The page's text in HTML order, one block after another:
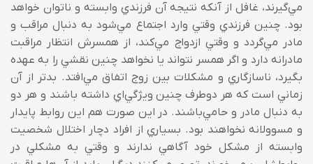
مي‌‌گيرند، غافل از آنكه نتيجه آن فرزندي وابسته و ناتوان خواهد
بود. چنين فرزندي وقتي وارد اجتماع مي‌‌شود به دنبال مراقب و
مادر مي‌‌گردد و وقتي ازدواج مي‌‌كند، از همسرش انتظار مراقبت
مادرانه دارد و اگر همسر نتواند يا نخواهد چنين نقشي را به عهده
بگيرد، ناسازگاري‌ و مشکلات بين زوج اتفاق مي‌‌افتد. بدتر از آن
زماني است كه هر دوطرف چنين ويژگي‌اي داشته باشند و هر دو
به دنبال مادر و حامي‌‌باشند. در اين صورت هم اين روابط پايدار
و مسوولانه نخواهند بود. بسياري از افراد دچار اختلال شخصيت
وابسته از مشکل خود آگاهي ندارند و وقتي به مشکلي در